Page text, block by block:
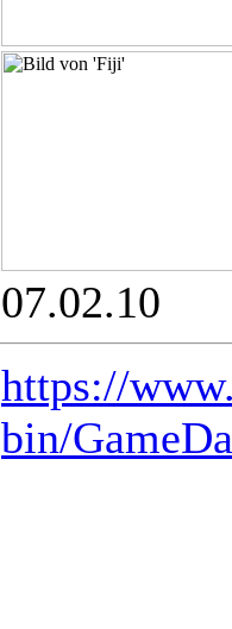
07.02.10
https://
bin/